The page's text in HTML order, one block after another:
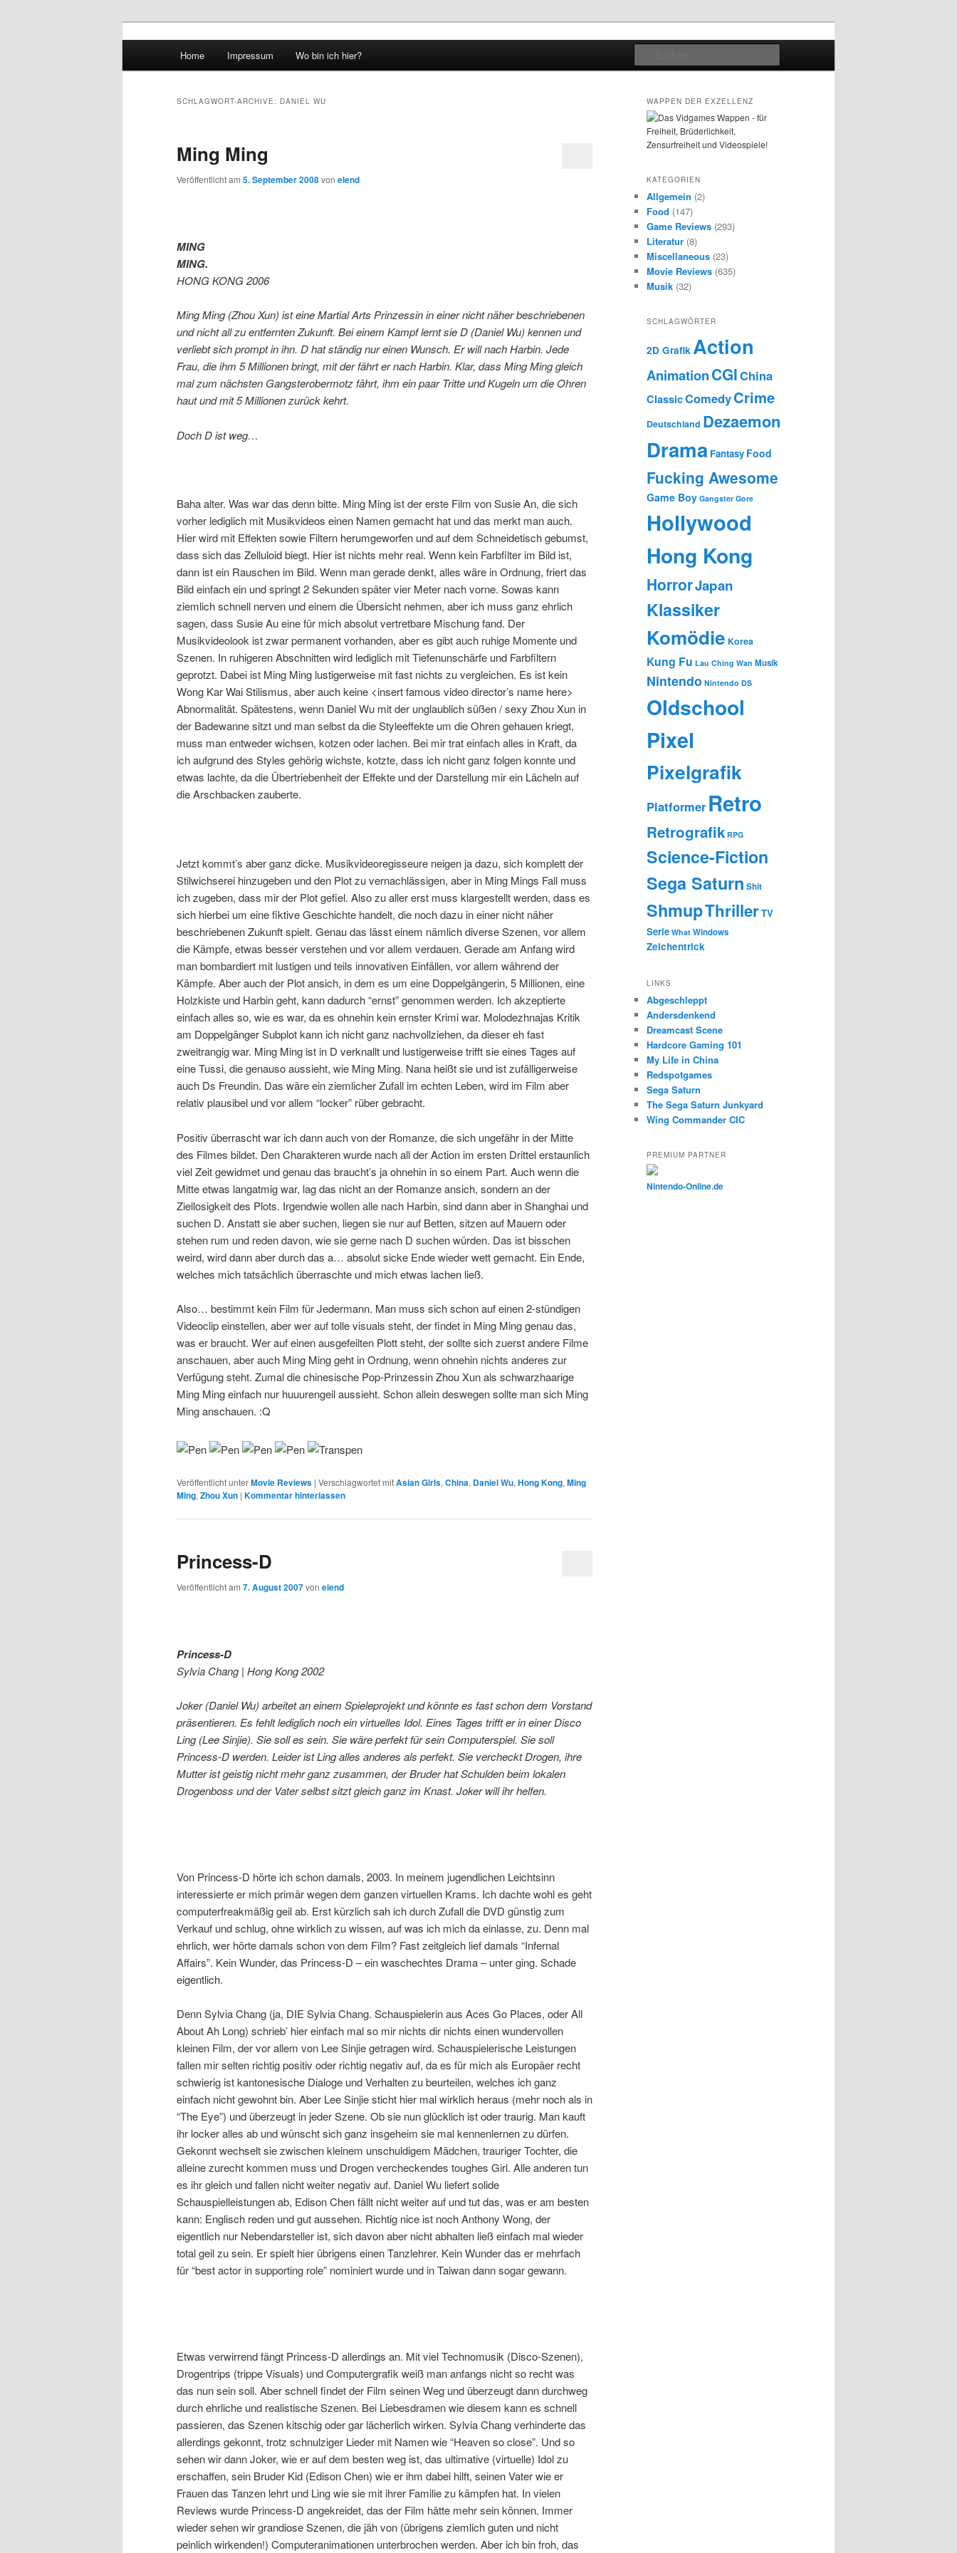
vidgames.de
Zum Inhalt wechseln
Zum sekundären Inhalt wechseln
Home Impressum Wo bin ich hier?
SCHLAGWORT-ARCHIVE: DANIEL WU
Ming Ming
Veröffentlicht am 5. September 2008von elend
MING
MING.
HONG KONG 2006
Ming Ming (Zhou Xun) ist eine Martial Arts Prinzessin in einer nicht näher beschriebenen
und nicht all zu entfernten Zukunft. Bei einem Kampf lernt sie D (Daniel Wu) kennen und
verliebt sich prompt in ihn. D hat ständig nur einen Wunsch. Er will nach Harbin. Jede
Frau, die ihm 5 Millionen bringt, mit der fährt er nach Harbin. Klar, dass Ming Ming gleich
mal zum nächsten Gangsterobermotz fährt, ihm ein paar Tritte und Kugeln um die Ohren
haut und mit 5 Millionen zurück kehrt.
Doch D ist weg…
Baha alter. Was war das denn bitte. Ming Ming ist der erste Film von Susie An, die sich
vorher lediglich mit Musikvideos einen Namen gemacht hat und das merkt man auch.
Hier wird mit Effekten sowie Filtern herumgeworfen und auf dem Schneidetisch gebumst,
dass sich das Zelluloid biegt. Hier ist nichts mehr real. Wenn kein Farbfilter im Bild ist,
dann ist ein Rauschen im Bild. Wenn man gerade denkt, alles wäre in Ordnung, friert das
Bild einfach ein und springt 2 Sekunden später vier Meter nach vorne. Sowas kann
ziemlich schnell nerven und einem die Übersicht nehmen, aber ich muss ganz ehrlich
sagen, dass Susie Au eine für mich absolut vertretbare Mischung fand. Der
Musikvideolook ist zwar permanent vorhanden, aber es gibt auch ruhige Momente und
Szenen. In ruhigeren Abschnitten wird lediglich mit Tiefenunschärfe und Farbfiltern
geprotzt. Dabei ist Ming Ming lustigerweise mit fast nichts zu vergleichen. Es ist kein
Wong Kar Wai Stilismus, aber auch keine <insert famous video director’s name here>
Abnormalität. Spätestens, wenn Daniel Wu mit der unglaublich süßen / sexy Zhou Xun in
der Badewanne sitzt und man selbst da die Styleeffekte um die Ohren gehauen kriegt,
muss man entweder wichsen, kotzen oder lachen. Bei mir trat einfach alles in Kraft, da
ich aufgrund des Styles gehörig wichste, kotzte, dass ich nicht ganz folgen konnte und
etwas lachte, da die Übertriebenheit der Effekte und der Darstellung mir ein Lächeln auf
die Arschbacken zauberte.
Jetzt kommt’s aber ganz dicke. Musikvideoregisseure neigen ja dazu, sich komplett der
Stilwichserei hinzugeben und den Plot zu vernachlässigen, aber in Ming Mings Fall muss
ich zugeben, dass mir der Plot gefiel. Also zu aller erst muss klargestellt werden, dass es
sich hierbei um eine fiktive Geschichte handelt, die noch dazu in einer nicht näher
beschriebenen Zukunft spielt. Genau das lässt einem nämlich diverse Szenen, vor allem
die Kämpfe, etwas besser verstehen und vor allem verdauen. Gerade am Anfang wird
man bombardiert mit lustigen und teils innovativen Einfällen, vor allem während der
Kämpfe. Aber auch der Plot ansich, in dem es um eine Doppelgängerin, 5 Millionen, eine
Holzkiste und Harbin geht, kann dadurch “ernst” genommen werden. Ich akzeptierte
einfach alles so, wie es war, da es ohnehin kein ernster Krimi war. Molodezhnajas Kritik
am Doppelgänger Subplot kann ich nicht ganz nachvollziehen, da dieser eh fast
zweitrangig war. Ming Ming ist in D verknallt und lustigerweise trifft sie eines Tages auf
eine Tussi, die genauso aussieht, wie Ming Ming. Nana heißt sie und ist zufälligerweise
auch Ds Freundin. Das wäre ein ziemlicher Zufall im echten Leben, wird im Film aber
relativ plausibel und vor allem “locker” rüber gebracht.
Positiv überrascht war ich dann auch von der Romanze, die sich ungefähr in der Mitte
des Filmes bildet. Den Charakteren wurde nach all der Action im ersten Drittel erstaunlich
viel Zeit gewidmet und genau das braucht’s ja ohnehin in so einem Part. Auch wenn die
Mitte etwas langatmig war, lag das nicht an der Romanze ansich, sondern an der
Ziellosigkeit des Plots. Irgendwie wollen alle nach Harbin, sind dann aber in Shanghai und
suchen D. Anstatt sie aber suchen, liegen sie nur auf Betten, sitzen auf Mauern oder
stehen rum und reden davon, wie sie gerne nach D suchen würden. Das ist bisschen
weird, wird dann aber durch das a… absolut sicke Ende wieder wett gemacht. Ein Ende,
welches mich tatsächlich überraschte und mich etwas lachen ließ.
Also… bestimmt kein Film für Jedermann. Man muss sich schon auf einen 2-stündigen
Videoclip einstellen, aber wer auf tolle visuals steht, der findet in Ming Ming genau das,
was er braucht. Wer auf einen ausgefeilten Plott steht, der sollte sich zuerst andere Filme
anschauen, aber auch Ming Ming geht in Ordnung, wenn ohnehin nichts anderes zur
Verfügung steht. Zumal die chinesische Pop-Prinzessin Zhou Xun als schwarzhaarige
Ming Ming einfach nur huuurengeil aussieht. Schon allein deswegen sollte man sich Ming
Ming anschauen. :Q
Veröffentlicht unterMovie Reviews | Verschlagwortet mitAsian Girls, China, Daniel Wu, Hong Kong, Ming
Ming, Zhou Xun | Kommentar hinterlassen
Princess-D
Veröffentlicht am 7. August 2007von elend
Princess-D
Sylvia Chang | Hong Kong 2002
Joker (Daniel Wu) arbeitet an einem Spieleprojekt und könnte es fast schon dem Vorstand
präsentieren. Es fehlt lediglich noch ein virtuelles Idol. Eines Tages trifft er in einer Disco
Ling (Lee Sinjie). Sie soll es sein. Sie wäre perfekt für sein Computerspiel. Sie soll
Princess-D werden. Leider ist Ling alles anderes als perfekt. Sie vercheckt Drogen, ihre
Mutter ist geistig nicht mehr ganz zusammen, der Bruder hat Schulden beim lokalen
Drogenboss und der Vater selbst sitzt gleich ganz im Knast. Joker will ihr helfen.
Von Princess-D hörte ich schon damals, 2003. In meinem jugendlichen Leichtsinn
interessierte er mich primär wegen dem ganzen virtuellen Krams. Ich dachte wohl es geht
computerfreakmäßig geil ab. Erst kürzlich sah ich durch Zufall die DVD günstig zum
Verkauf und schlug, ohne wirklich zu wissen, auf was ich mich da einlasse, zu. Denn mal
ehrlich, wer hörte damals schon von dem Film? Fast zeitgleich lief damals “Infernal
Affairs”. Kein Wunder, das Princess-D – ein waschechtes Drama – unter ging. Schade
eigentlich.
Denn Sylvia Chang (ja, DIE Sylvia Chang. Schauspielerin aus Aces Go Places, oder All
About Ah Long) schrieb’ hier einfach mal so mir nichts dir nichts einen wundervollen
kleinen Film, der vor allem von Lee Sinjie getragen wird. Schauspielerische Leistungen
fallen mir selten richtig positiv oder richtig negativ auf, da es für mich als Europäer recht
schwierig ist kantonesische Dialoge und Verhalten zu beurteilen, welches ich ganz
einfach nicht gewohnt bin. Aber Lee Sinjie sticht hier mal wirklich heraus (mehr noch als in
“The Eye”) und überzeugt in jeder Szene. Ob sie nun glücklich ist oder traurig. Man kauft
ihr locker alles ab und wünscht sich ganz insgeheim sie mal kennenlernen zu dürfen.
Gekonnt wechselt sie zwischen kleinem unschuldigem Mädchen, trauriger Tochter, die
alleine zurecht kommen muss und Drogen vercheckendes toughes Girl. Alle anderen tun
es ihr gleich und fallen nicht weiter negativ auf. Daniel Wu liefert solide
Schauspielleistungen ab, Edison Chen fällt nicht weiter auf und tut das, was er am besten
kann: Englisch reden und gut aussehen. Richtig nice ist noch Anthony Wong, der
eigentlich nur Nebendarsteller ist, sich davon aber nicht abhalten ließ einfach mal wieder
total geil zu sein. Er spielt hier übrigens einen Tanzlehrer. Kein Wunder das er mehrfach
für “best actor in supporting role” nominiert wurde und in Taiwan dann sogar gewann.
Etwas verwirrend fängt Princess-D allerdings an. Mit viel Technomusik (Disco-Szenen),
Drogentrips (trippe Visuals) und Computergrafik weiß man anfangs nicht so recht was
das nun sein soll. Aber schnell findet der Film seinen Weg und überzeugt dann durchweg
durch ehrliche und realistische Szenen. Bei Liebesdramen wie diesem kann es schnell
passieren, das Szenen kitschig oder gar lächerlich wirken. Sylvia Chang verhinderte das
allerdings gekonnt, trotz schnulziger Lieder mit Namen wie “Heaven so close”. Und so
sehen wir dann Joker, wie er auf dem besten weg ist, das ultimative (virtuelle) Idol zu
erschaffen, sein Bruder Kid (Edison Chen) wie er ihm dabei hilft, seinen Vater wie er
Frauen das Tanzen lehrt und Ling wie sie mit ihrer Familie zu kämpfen hat. In vielen
Reviews wurde Princess-D angekreidet, das der Film hätte mehr sein können. Immer
wieder sehen wir grandiose Szenen, die jäh von (übrigens ziemlich guten und nicht
peinlich wirkenden!) Computeranimationen unterbrochen werden. Aber ich bin froh, das
WAPPEN DER EXZELLENZ
KATEGORIEN
Allgemein (2)
Food (147)
Game Reviews (293)
Literatur (8)
Miscellaneous (23)
Movie Reviews (635)
Musik (32)
SCHLAGWÖRTER
2D GrafikAction
AnimationCGIChina
ClassicComedyCrime
Deutschland Dezaemon
Drama Fantasy Food
Fucking Awesome
Game Boy Gangster Gore
Hollywood
Hong Kong
HorrorJapan
Klassiker
Komödie Korea
Kung Fu Lau Ching Wan Musik
Nintendo Nintendo DS
Oldschool
Pixel
Pixelgrafik
Platformer Retro
Retrografik RPG
Science-Fiction
Sega Saturn Shit
ShmupThrillerTV
Serie What Windows
Zeichentrick
LINKS
Abgeschleppt
Andersdenkend
Dreamcast Scene
Hardcore Gaming 101
My Life in China
Redspotgames
Sega Saturn
The Sega Saturn Junkyard
Wing Commander CIC
PREMIUM PARTNER
Nintendo-Online.de